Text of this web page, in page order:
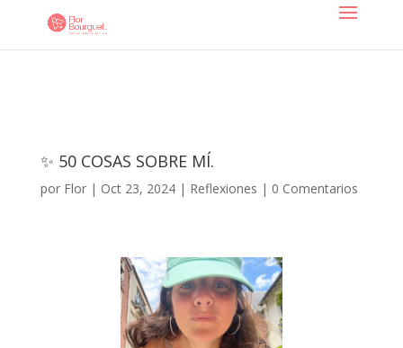
✨ 50 COSAS SOBRE MÍ.
por Flor| Oct 23, 2024| Reflexiones | 0 Comentarios